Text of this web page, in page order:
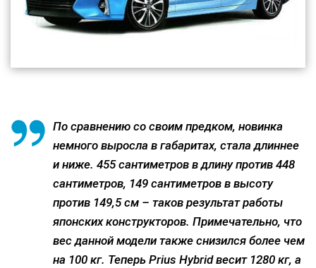
По сравнению со своим предком, новинка
немного выросла в габаритах, стала длиннее
и ниже. 455 сантиметров в длину против 448
сантиметров, 149 сантиметров в высоту
против 149,5 см – таков результат работы
японских конструкторов. Примечательно, что
вес данной модели также снизился более чем
на 100 кг. Теперь Prius Hybrid весит 1280 кг, а